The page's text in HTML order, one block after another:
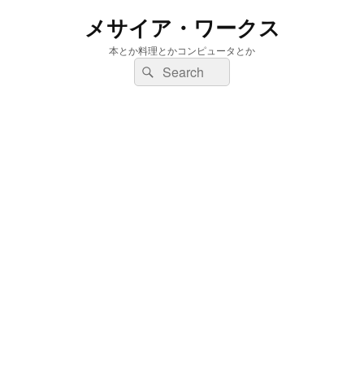
メサイア・ワークス
本とか料理とかコンピュータとか
検
索:
検
索